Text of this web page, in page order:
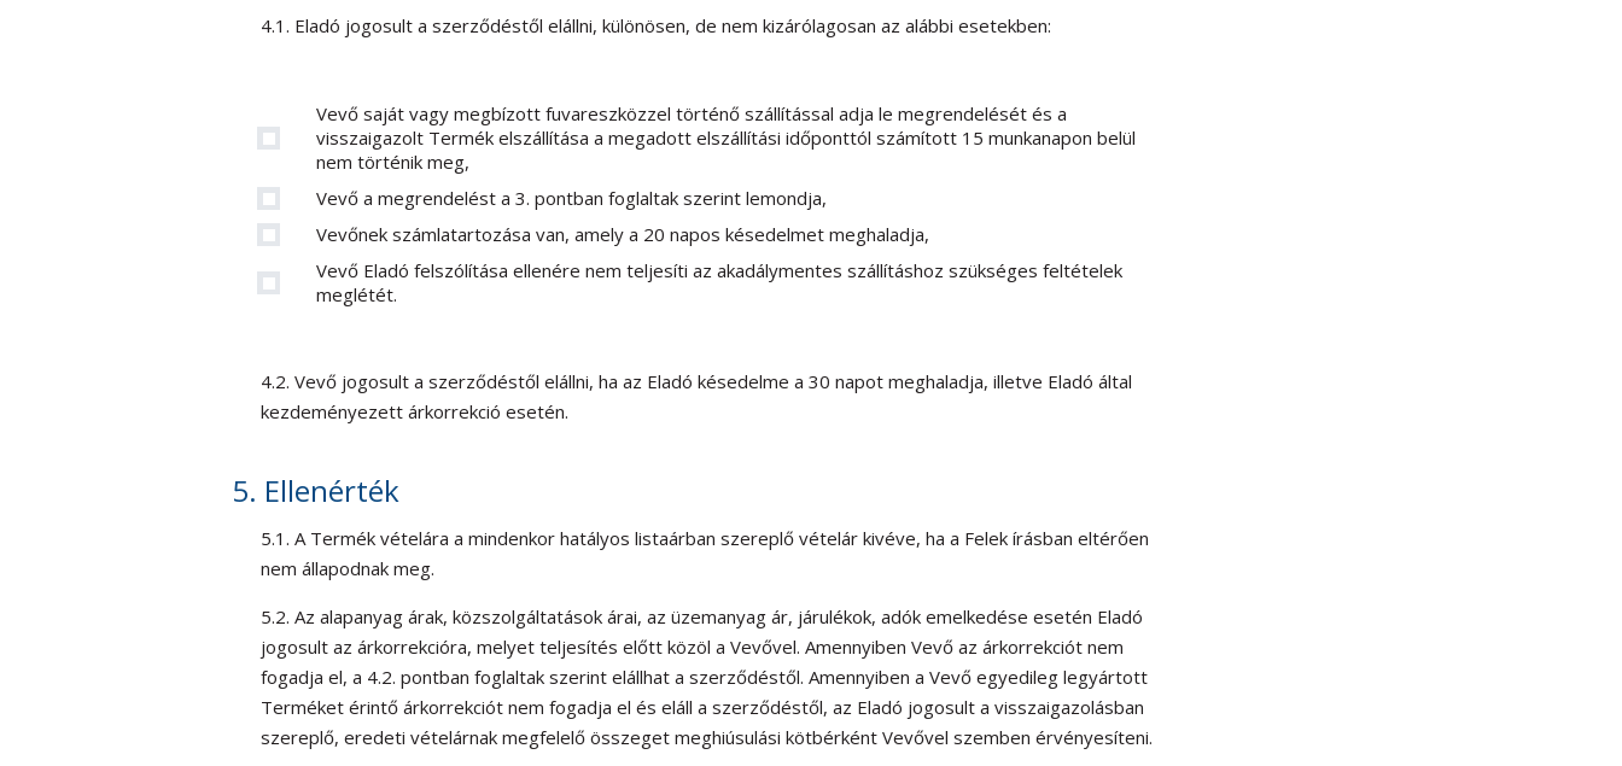
4.1. Eladó jogosult a szerződéstől elállni, különösen, de nem kizárólagosan az alábbi esetekben:
Vevő saját vagy megbízott fuvareszközzel történő szállítással adja le megrendelését és a
visszaigazolt Termék elszállítása a megadott elszállítási időponttól számított 15 munkanapon belül
nem történik meg,
Vevő a megrendelést a 3. pontban foglaltak szerint lemondja,
Vevőnek számlatartozása van, amely a 20 napos késedelmet meghaladja,
Vevő Eladó felszólítása ellenére nem teljesíti az akadálymentes szállításhoz szükséges feltételek
meglétét.
4.2. Vevő jogosult a szerződéstől elállni, ha az Eladó késedelme a 30 napot meghaladja, illetve Eladó által
kezdeményezett árkorrekció esetén.
5. Ellenérték
5.1. A Termék vételára a mindenkor hatályos listaárban szereplő vételár kivéve, ha a Felek írásban eltérően
nem állapodnak meg.
5.2. Az alapanyag árak, közszolgáltatások árai, az üzemanyag ár, járulékok, adók emelkedése esetén Eladó
jogosult az árkorrekcióra, melyet teljesítés előtt közöl a Vevővel. Amennyiben Vevő az árkorrekciót nem
fogadja el, a 4.2. pontban foglaltak szerint elállhat a szerződéstől. Amennyiben a Vevő egyedileg legyártott
Terméket érintő árkorrekciót nem fogadja el és eláll a szerződéstől, az Eladó jogosult a visszaigazolásban
szereplő, eredeti vételárnak megfelelő összeget meghiúsulási kötbérként Vevővel szemben érvényesíteni.